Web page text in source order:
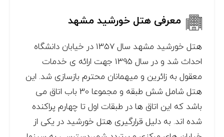
معرفی هتل خورشید مشهد
هتل خورشید مشهد سال 1357 در خیابان دانشگاه
احداث شد و در سال 1395 جهت ارائه ی خدمات
معقول به زائرین و میهمانان محترم بازسازی شد. این
هتل شامل شش طبقه و مجموعا 30 باب اتاق می
باشد که این اتاق ها در طبقات اول تا چهارم پراکنده
شده اند. به دلیل قرارگیری هتل خورشید در یکی از